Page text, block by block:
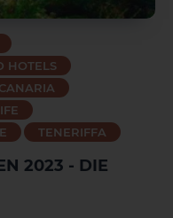
HOTELS
TENERIFFA
2023 - DIE